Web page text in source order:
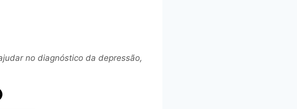
no diagnóstico da depressão,